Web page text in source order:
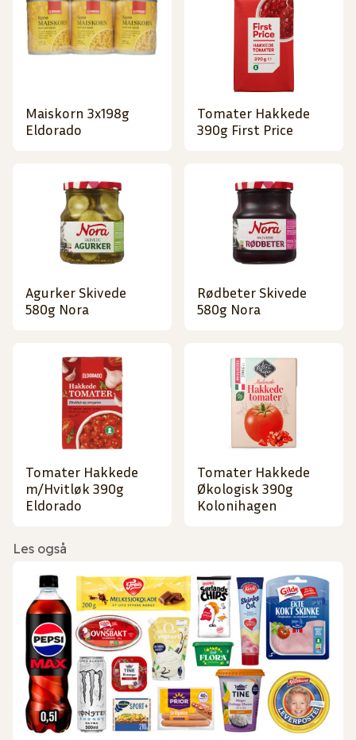
Maiskorn 3x198g
Eldorado
Tomater Hakkede
390g First Price
Agurker Skivede
580g Nora
Rødbeter Skivede
580g Nora
Tomater Hakkede
m/Hvitløk 390g
Eldorado
Tomater Hakkede
Økologisk 390g
Kolonihagen
Les også